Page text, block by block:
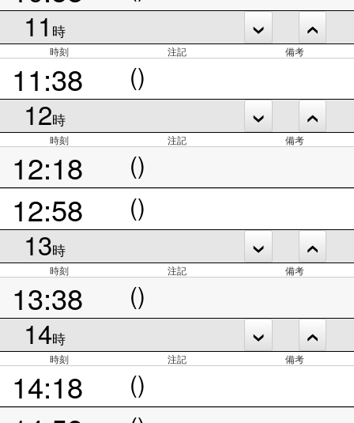
11 時
時刻 注記 備考
11:38 ()
12時
時刻 注記 備考
12:18 ()
12:58 ()
13時
時刻 注記 備考
13:38 ()
14時
時刻 注記 備考
14:18 ()